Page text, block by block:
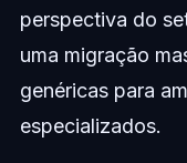
perspectiva do
uma migração
genéricas para
especializados.